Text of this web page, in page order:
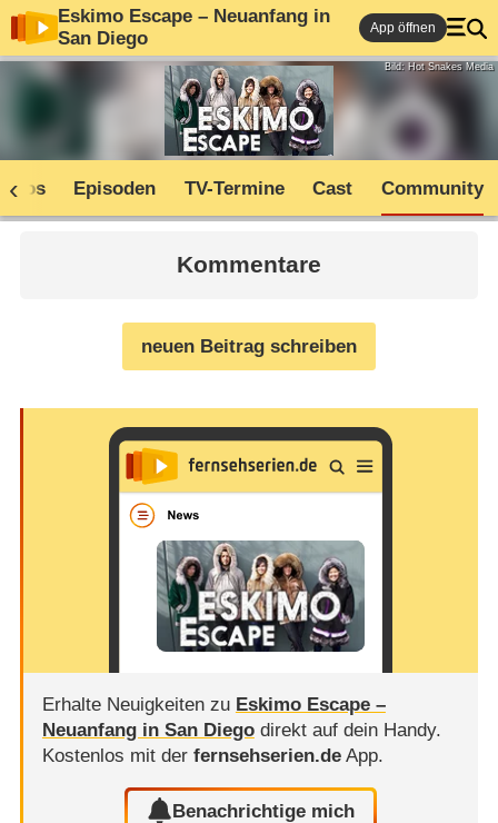
Eskimo Escape – Neuanfang in
San Diego
App öffnen
Bild: Hot Snakes Media
Infos Episoden TV-Termine Cast Community
Kommentare
neuen Beitrag schreiben
Erhalte Neuigkeiten zu Eskimo Escape –
Neuanfang in San Diegodirekt auf dein Handy.
Kostenlos mit der fernsehserien.deApp.
Benachrichtige mich